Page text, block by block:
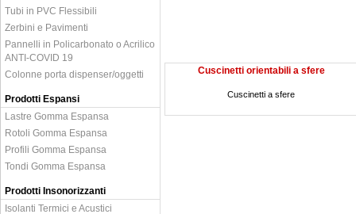
Tubi in PVC Flessibili
Zerbini e Pavimenti
Pannelli in Policarbonato o Acrilico
ANTI-COVID 19
Colonne porta dispenser/oggetti
Prodotti Espansi
Lastre Gomma Espansa
Rotoli Gomma Espansa
Profili Gomma Espansa
Tondi Gomma Espansa
Prodotti Insonorizzanti
Isolanti Termici e Acustici
Cuscinetti orientabili a sfere
Cuscinetti a sfere